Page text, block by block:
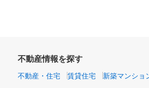
不動産情報を探す
不動産・住宅 賃貸住宅 新築マンショ